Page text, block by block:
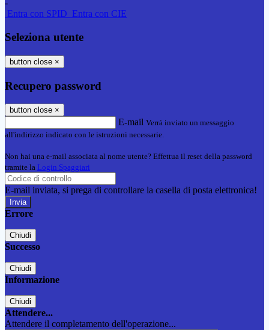
-
Entra con SPID Entra con CIE
Seleziona utente
button close ×
Recupero password
button close ×
E-mail Verrà inviato un messaggio
all'indirizzo indicato con le istruzioni necessarie.
Non hai una e-mail associata al nome utente? Effettua il reset della password
tramite la Login Spaggiari
E-mail inviata, si prega di controllare la casella di posta elettronica!
Errore
Chiudi
Successo
Chiudi
Informazione
Chiudi
Attendere...
Attendere il completamento dell'operazione...